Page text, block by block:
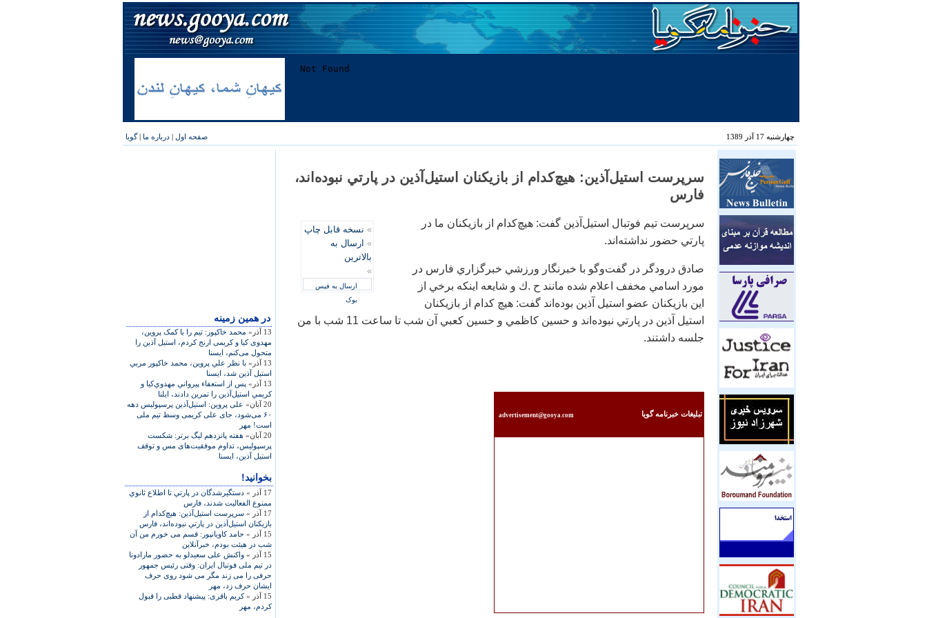
چهارشنبه 17 آذر 1389 صفحه اول | درباره ما |گویا
در همين زمينه
13 آذر»
محمد خاکپور: تيم را با کمک پروين،
مهدوی کيا و کريمی ارنج کردم، استيل آذين را
متحول می‌کنم، ايسنا
13 آذر»
با نظر علي پروين، محمد خاكپور مربي
استيل آذين شد، ايسنا
13 آذر»
پس از استعفاء پيرواني مهدوي‌كيا و
كريمي استيل‌آذين را تمرين دادند، ايلنا
20 آبان»
علی پروين: استيل‌آذين پرسپوليس دهه
۶۰ می‌شود، جای علی کريمی وسط تيم ملی
است! مهر
20 آبان»
هفته پانزدهم ليگ برتر: شکست
پرسپوليس، تداوم موفقيت‌های مس و توقف
استيل آذين، ايسنا
بخوانید!
17 آذر »
دستگيرشدگان در پارتي تا اطلاع ثانوي
ممنوع الفعاليت شدند، فارس
17 آذر »
سرپرست استيل‌آذين: هيچ‌كدام از
بازيكنان استيل‌آذين در پارتي نبوده‌اند، فارس
15 آذر »
حامد کاويانپور: قسم می خورم من آن
شب در هيئت بودم، خبرآنلاين
15 آذر »
واکنش علی سعيدلو به حضور مارادونا
در تيم ملی فوتبال ايران: وقتی رئيس جمهور
حرفی را می زند مگر می شود روی حرف
ايشان حرف زد، مهر
15 آذر »
کريم باقری: پيشنهاد قطبی را قبول
کردم، مهر
سرپرست استيل‌آذين: هيچ‌كدام از بازيكنان استيل‌آذين در پارتي نبوده‌اند،
فارس
» نسخه قابل چاپ
» ارسال به
بالاترین
»
ارسال به فیس
بوک
سرپرست تيم فوتبال استيل‌آذين گفت: هيچ‌كدام از بازيكنان ما در
پارتي حضور نداشته‌اند.
صادق درودگر در گفت‌وگو با خبرنگار ورزشي خبرگزاري فارس در
مورد اسامي مخفف اعلام شده مانند ح .ك و شايعه اينكه برخي از
اين بازيكنان عضو استيل آذين بوده‌اند گفت: هيچ كدام از بازيكنان
استيل آذين در پارتي نبوده‌اند و حسين كاظمي و حسين كعبي آن شب تا ساعت 11 شب با من
جلسه داشتند.
تبليغات خبرنامه گويا advertisement@gooya.com